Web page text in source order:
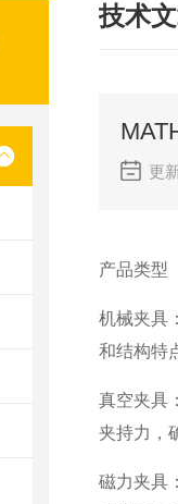
技术
更
产品类型
机械夹具
和结构特
真空夹具
夹持力，
磁力夹具